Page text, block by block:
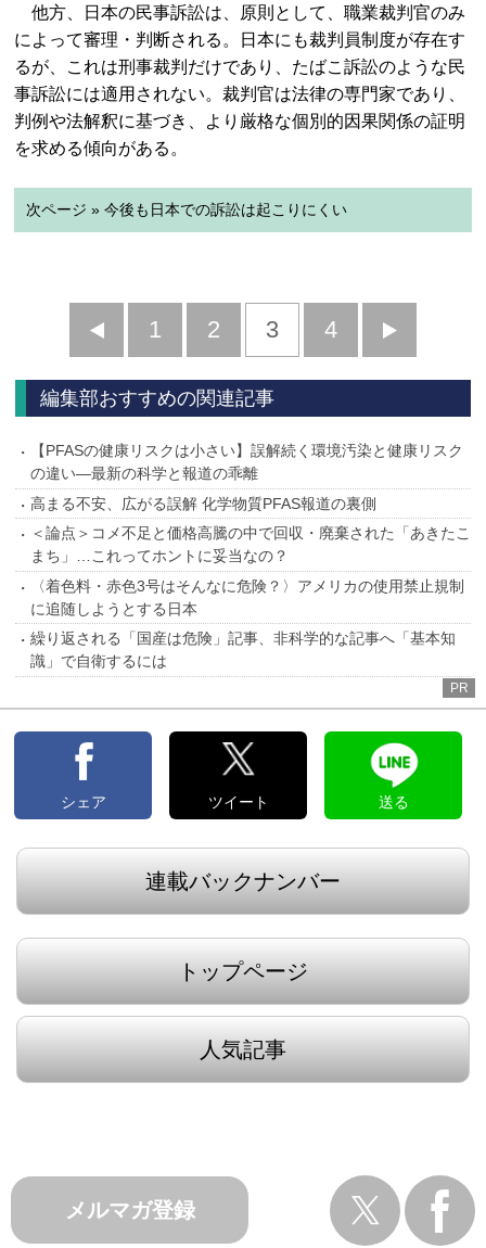
他方、日本の民事訴訟は、原則として、職業裁判官のみ
によって審理・判断される。日本にも裁判員制度が存在す
るが、これは刑事裁判だけであり、たばこ訴訟のような民
事訴訟には適用されない。裁判官は法律の専門家であり、
判例や法解釈に基づき、より厳格な個別的因果関係の証明
を求める傾向がある。
次ページ » 今後も日本での訴訟は起こりにくい
前
へ
1 2 3 4
へ
編集部おすすめの関連記事
【PFASの健康リスクは小さい】誤解続く環境汚染と健康リスク
の違い―最新の科学と報道の乖離
高まる不安、広がる誤解 化学物質PFAS報道の裏側
＜論点＞コメ不足と価格高騰の中で回収・廃棄された「あきたこ
まち」…これってホントに妥当なの？
〈着色料・赤色3号はそんなに危険？〉アメリカの使用禁止規制
に追随しようとする日本
繰り返される「国産は危険」記事、非科学的な記事へ「基本知
識」で自衛するには
PR
シェア ツイート 送る
連載バックナンバー
トップページ
人気記事
メルマガ登録